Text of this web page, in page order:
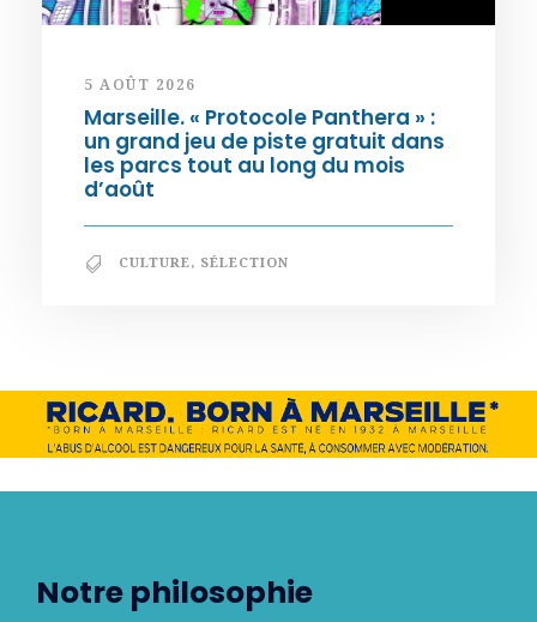
5 AOÛT 2026
Marseille. « Protocole Panthera » :
un grand jeu de piste gratuit dans
les parcs tout au long du mois
d’août
CULTURE, SÉLECTION
Notre philosophie